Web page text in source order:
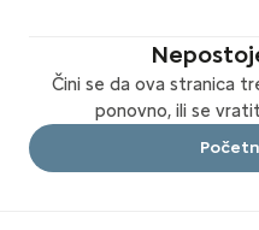
Čini se da ova stranica
ponovno, ili se